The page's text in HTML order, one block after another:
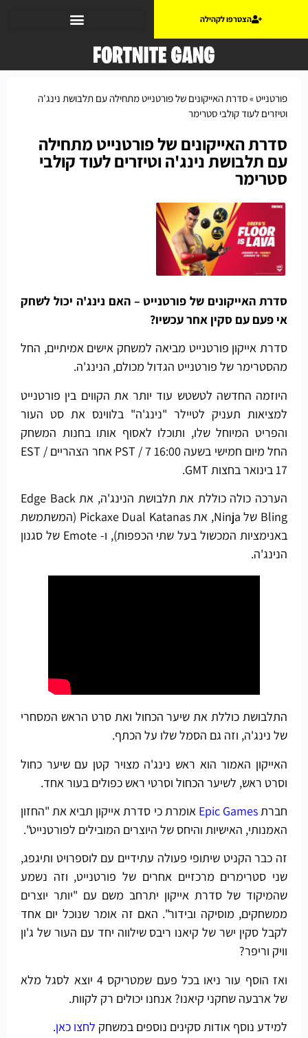
הצטרפו לקהילה
פורטנייט»סדרת האייקונים של פורטנייט מתחילה עם תלבושת נינג'ה
וטיזרים לעוד קולבי סטרימר
סדרת האייקונים של פורטנייט מתחילה
עם תלבושת נינג'ה וטיזרים לעוד קולבי
סטרימר
סדרת האייקונים של פורטנייט – האם נינג'ה יכול לשחק
אי פעם עם סקין אחר עכשיו?
סדרת אייקון פורטנייט מביאה למשחק אישים אמיתיים, החל
מהסטרימר של פורטנייט הגדול מכולם, הנינג'ה.
היוזמה החדשה לטשטש עוד יותר את הקווים בין פורטנייט
למציאות תעניק לטיילר "נינג'ה" בלווינס את סט העור
והפריט המיוחל שלו, ותוכלו לאסוף אותו בחנות המשחק
החל מיום חמישי בשעה 16:00 PST / 7 אחר הצהריים EST /
17 בינואר בחצות GMT.
הערכה כולה כוללת את תלבושת הנינג'ה, את Edge Back
Bling של Ninja, את Pickaxe Dual Katanas (המשתמשת
באנימציות המכשול בעל שתי הכפפות), ו- Emote של סגנון
הנינג'ה.
התלבושת כוללת את שיער הכחול ואת סרט הראש המסחרי
של נינג'ה, וזה גם הסמל שלו על הכתף.
האייקון האמור הוא ראש נינג'ה מצויר קטן עם שיער כחול
וסרט ראש, לשיער הכחול וסרטי ראש כפולים בעור אחד.
חברתEpic Games אומרת כי סדרת אייקון תביא את "החזון
האמנותי, האישיות והיחס של היוצרים המובילים לפורטנייט".
זה כבר הקניט שיתופי פעולה עתידיים עם לוספרויט ותיגפג,
שני סטרימרים מרכזיים אחרים של פורטנייט, וזה נשמע
שהמיקוד של סדרת אייקון יתרחב משם עם "יותר יוצרים
ממשחקים, מוסיקה ובידור". האם זה אומר שנוכל יום אחד
לקבל סקין ישר של קיאנו ריבס שילווה יחד עם העור של ג'ון
וויק וריפר?
ואז הוסף עור ניאו בכל פעם שמטריקס 4 יוצא לסגל מלא
של ארבעה שחקני קיאנו? אנחנו יכולים רק לקוות.
למידע נוסף אודות סקינים נוספים במשחק לחצו כאן.